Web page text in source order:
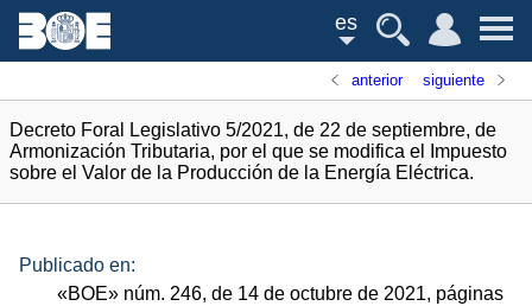
es
anterior siguiente
Decreto Foral Legislativo 5/2021, de 22 de septiembre, de
Armonización Tributaria, por el que se modifica el Impuesto
sobre el Valor de la Producción de la Energía Eléctrica.
Publicado en:
«BOE» núm. 246, de 14 de octubre de 2021, páginas